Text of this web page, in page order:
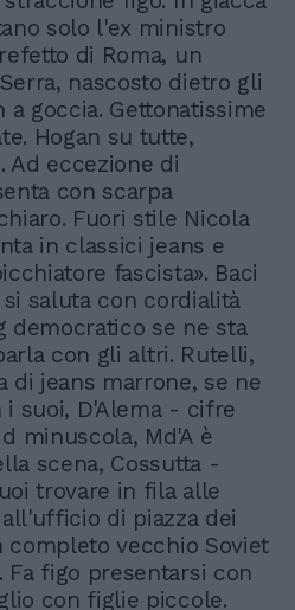
solo l'ex ministro
di Roma, un
nascosto dietro gli
a goccia. Gettonatissime
Hogan su tutte,
Ad eccezione di
con scarpa
Fuori stile Nicola
in classici jeans e
fascista». Baci
saluta con cordialità
democratico se ne sta
con gli altri. Rutelli,
di jeans marrone, se ne
suoi, D'Alema - cifre
minuscola, Md'A è
scena, Cossutta -
trovare in fila alle
di piazza dei
completo vecchio Soviet
Fa figo presentarsi con
con figlie piccole.